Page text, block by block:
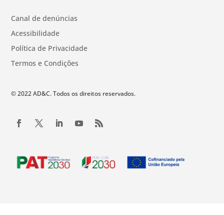
Canal de denúncias
Acessibilidade
Política de Privacidade
Termos e Condições
© 2022 AD&C. Todos os direitos reservados.